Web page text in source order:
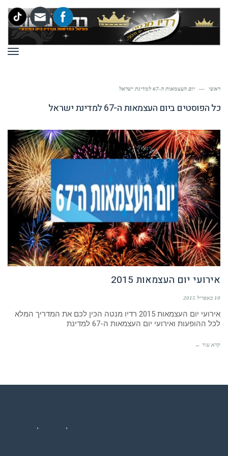
ראשי — יום העצמאות ה-67 למדינת ישראל
כל הפוסטים ביום העצמאות ה-67 למדינת ישראל
אירועי יום העצמאות 2015
10 באפריל 2015
אירועי יום העצמאות 2015 רדיו מנטה הכין לכם את המדריך המלא
לכל ההופעות ואירועי יום העצמאות ה-67 למדינת
קרא עוד ←
רדיו מנטה – רדיו מזרחית ים תיכוני המואזנת והמובילה בישראל המשדרת